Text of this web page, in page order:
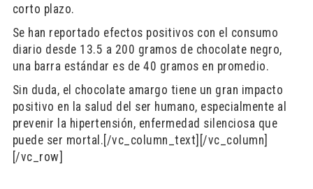
corto plazo.
Se han reportado efectos positivos con el consumo
diario desde 13.5 a 200 gramos de chocolate negro,
una barra estándar es de 40 gramos en promedio.
Sin duda, el chocolate amargo tiene un gran impacto
positivo en la salud del ser humano, especialmente al
prevenir la hipertensión, enfermedad silenciosa que
puede ser mortal.[/vc_column_text][/vc_column]
[/vc_row]